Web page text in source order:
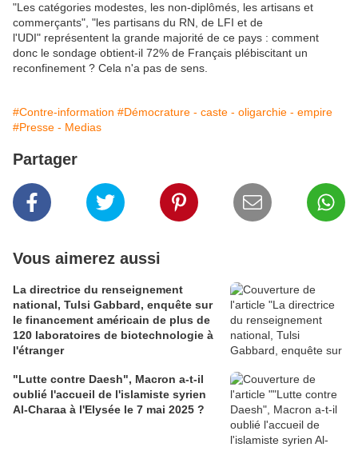
"Les catégories modestes, les non-diplômés, les artisans et
commerçants", "les partisans du RN, de LFI et de
l'UDI" représentent la grande majorité de ce pays : comment
donc le sondage obtient-il 72% de Français plébiscitant un
reconfinement ? Cela n'a pas de sens.
#Contre-information #Démocrature - caste - oligarchie - empire
#Presse - Medias
Partager
Vous aimerez aussi
La directrice du renseignement
national, Tulsi Gabbard, enquête sur
le financement américain de plus de
120 laboratoires de biotechnologie à
l'étranger
"Lutte contre Daesh", Macron a-t-il
oublié l'accueil de l'islamiste syrien
Al-Charaa à l'Elysée le 7 mai 2025 ?